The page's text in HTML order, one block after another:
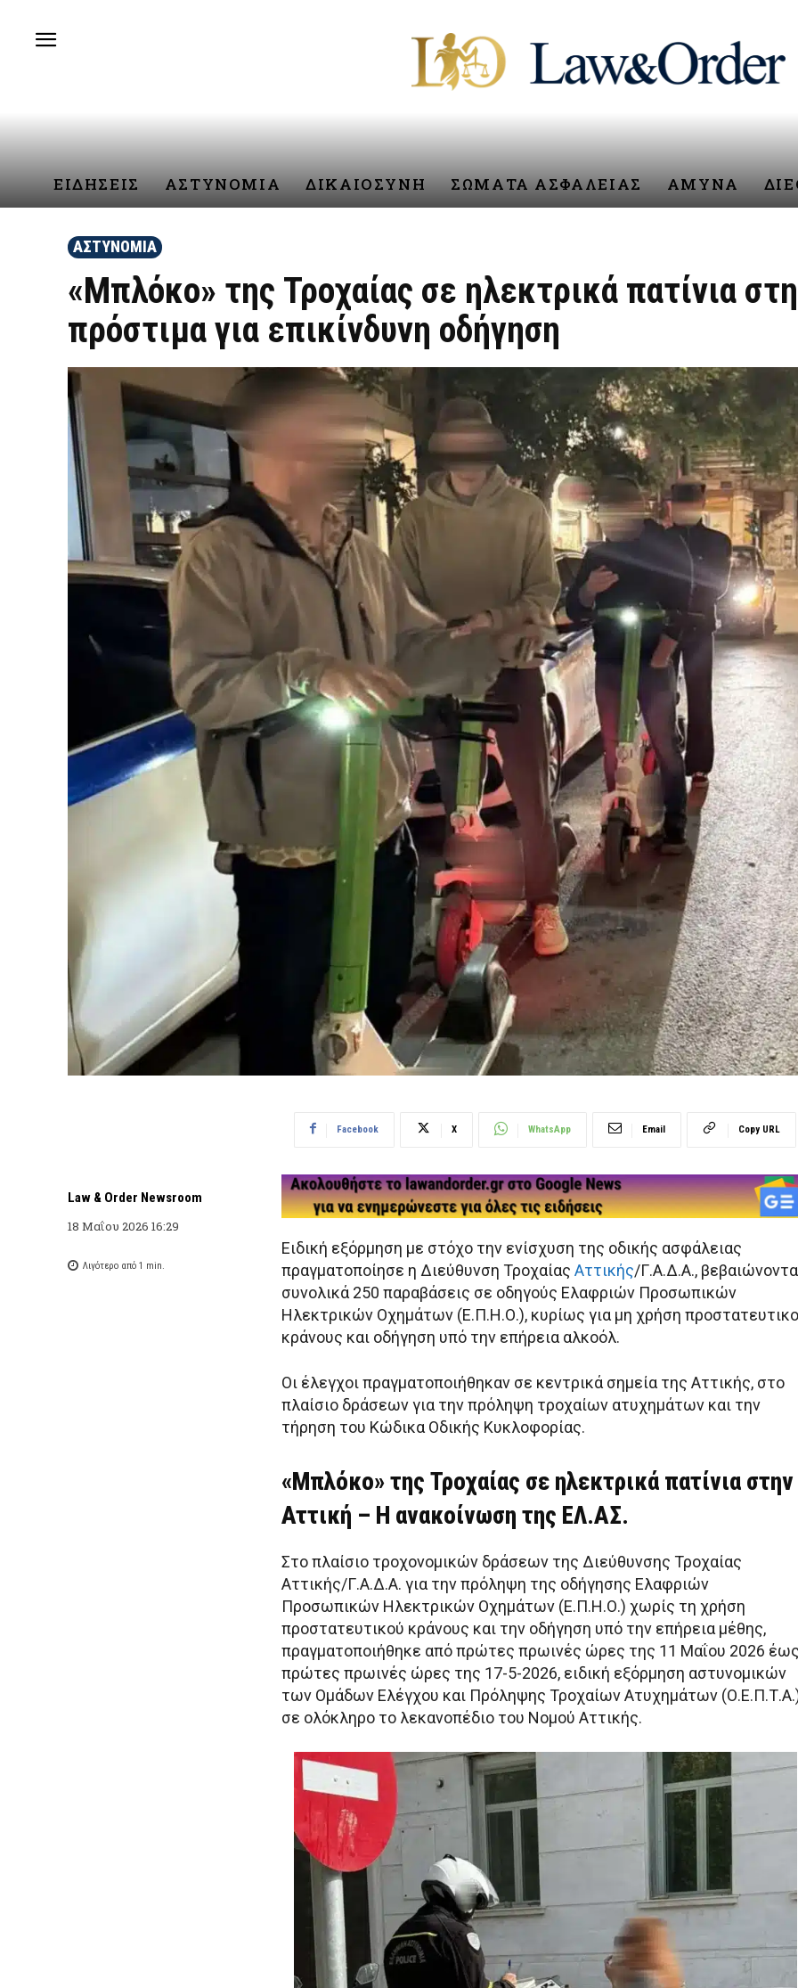
ΕΙΔΗΣΕΙΣ ΑΣΤΥΝΟΜΙΑ ΔΙΚΑΙΟΣΥΝΗ ΣΩΜΑΤΑ ΑΣΦΑΛΕΙΑΣ ΑΜΥΝΑ
ΑΣΤΥΝΟΜΙΑ
«Μπλόκο» της Τροχαίας σε ηλεκτρικά πατίνια
πρόστιμα για επικίνδυνη οδήγηση
Law & Order Newsroom
18 Μαΐου 2026 16:29
Λιγότερο από 1 min.
Facebook X WhatsApp Email Copy URL
Ειδική εξόρμηση με στόχο την ενίσχυση της οδικής ασφάλειας
πραγματοποίησε η Διεύθυνση Τροχαίας Αττικής/Γ.Α.Δ.Α.,
συνολικά 250 παραβάσεις σε οδηγούς Ελαφριών Προσωπικών
Ηλεκτρικών Οχημάτων (Ε.Π.Η.Ο.), κυρίως για μη χρήση
κράνους και οδήγηση υπό την επήρεια αλκοόλ.
Οι έλεγχοι πραγματοποιήθηκαν σε κεντρικά σημεία της Αττικής, στο
πλαίσιο δράσεων για την πρόληψη τροχαίων ατυχημάτων και την
τήρηση του Κώδικα Οδικής Κυκλοφορίας.
«Μπλόκο» της Τροχαίας σε ηλεκτρικά πατίνια στην
Αττική – Η ανακοίνωση της ΕΛ.ΑΣ.
Στο πλαίσιο τροχονομικών δράσεων της Διεύθυνσης Τροχαίας
Αττικής/Γ.Α.Δ.Α. για την πρόληψη της οδήγησης Ελαφριών
Προσωπικών Ηλεκτρικών Οχημάτων (Ε.Π.Η.Ο.) χωρίς τη χρήση
προστατευτικού κράνους και την οδήγηση υπό την επήρεια μέθης,
πραγματοποιήθηκε από πρώτες πρωινές ώρες της 11 Μαΐου 2026 έως
πρώτες πρωινές ώρες της 17-5-2026, ειδική εξόρμηση αστυνομικών
των Ομάδων Ελέγχου και Πρόληψης Τροχαίων Ατυχημάτων
σε ολόκληρο το λεκανοπέδιο του Νομού Αττικής.